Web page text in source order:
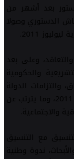
بعد أشهر من
الدستوري وصولا
2011.
وعلى بعد
والحكومية
والتزامات الدولة
والحكومة والتعاقد المؤطر بمقتضيات دستور 2011، وما يترتب عن
والاجتماعية.
مع التنسيق
ندوة وطنية